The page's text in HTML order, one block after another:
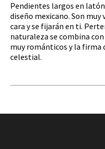
Pendientes largos en
diseño mexicano. Son muy
cara y se fijarán en ti.
naturaleza se combina
muy románticos y la firma
celestial.